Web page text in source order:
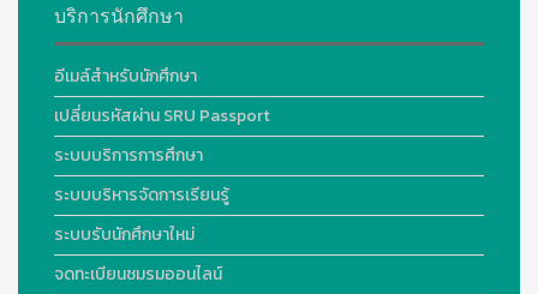
บริการนักศึกษา
อีเมล์สำหรับนักศึกษา
เปลี่ยนรหัสผ่าน SRU Passport
ระบบบริการการศึกษา
ระบบบริหารจัดการเรียนรู้
ระบบรับนักศึกษาใหม่
จดทะเบียนชมรมออนไลน์